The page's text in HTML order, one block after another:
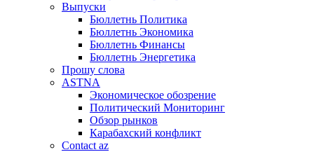
Выпуски
Бюллетнь Политика
Бюллетнь Экономика
Бюллетнь Финансы
Бюллетнь Энергетика
Прошу слова
ASTNA
Экономическое обозрение
Политический Мониторинг
Обзор рынков
Карабахский конфликт
Contact az